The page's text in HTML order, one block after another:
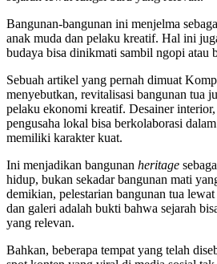
Bangunan-bangunan ini menjelma
anak muda dan pelaku kreatif. Hal ini
budaya bisa dinikmati sambil ngopi atau
Sebuah artikel yang pernah dimuat
menyebutkan, revitalisasi bangunan tua
pelaku ekonomi kreatif. Desainer interior,
pengusaha lokal bisa berkolaborasi
memiliki karakter kuat.
Ini menjadikan bangunan heritage
hidup, bukan sekadar bangunan mati
demikian, pelestarian bangunan tua
dan galeri adalah bukti bahwa sejarah
yang relevan.
Bahkan, beberapa tempat yang telah